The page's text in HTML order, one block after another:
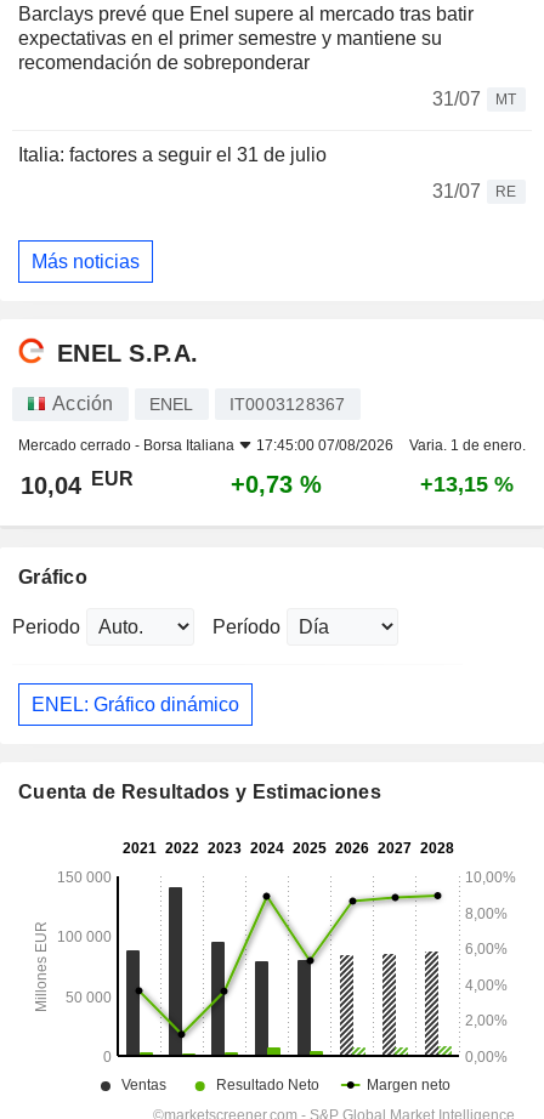
Barclays prevé que Enel supere al mercado tras batir
expectativas en el primer semestre y mantiene su
recomendación de sobreponderar
31/07
MT
Italia: factores a seguir el 31 de julio
31/07
RE
Más noticias
ENEL S.P.A.
Acción ENEL IT0003128367
Mercado cerrado - Borsa Italiana 17:45:00 07/08/2026 Varia. 1 de enero.
10,04 EUR +0,73 % +13,15 %
Gráfico
Periodo Período
ENEL: Gráfico dinámico
Cuenta de Resultados y Estimaciones